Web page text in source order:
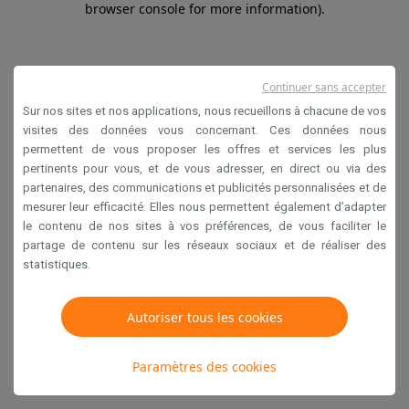
browser console for more information).
Sur nos sites et nos applications, nous recueillons à chacune de vos
visites des données vous concernant. Ces données nous
permettent de vous proposer les offres et services les plus
pertinents pour vous, et de vous adresser, en direct ou via des
partenaires, des communications et publicités personnalisées et de
mesurer leur efficacité. Elles nous permettent également d’adapter
le contenu de nos sites à vos préférences, de vous faciliter le
partage de contenu sur les réseaux sociaux et de réaliser des
statistiques.
Autoriser tous les cookies
Paramètres des cookies
Continuer sans accepter